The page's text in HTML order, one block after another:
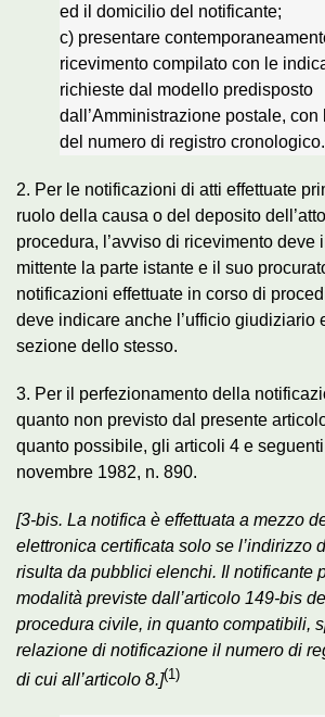
ed il domicilio del notificante;
c) presentare
ricevimento compilato con le
richieste dal modello predisposto
dall’Amministrazione postale, con
del numero di registro cronologico.
2. Per le notificazioni di atti effettuate
ruolo della causa o del deposito
procedura, l’avviso di ricevimento deve
mittente la parte istante e il suo
notificazioni effettuate in corso di
deve indicare anche l’ufficio giudiziario
sezione dello stesso.
3. Per il perfezionamento della
quanto non previsto dal presente
quanto possibile, gli articoli 4 e
novembre 1982, n. 890.
[3-bis. La notifica è effettuata a mezzo
elettronica certificata solo se l’indirizzo
risulta da pubblici elenchi. Il notificante
modalità previste dall’articolo 149-bis
procedura civile, in quanto compatibili,
relazione di notificazione il numero di
di cui all’articolo 8.](1)